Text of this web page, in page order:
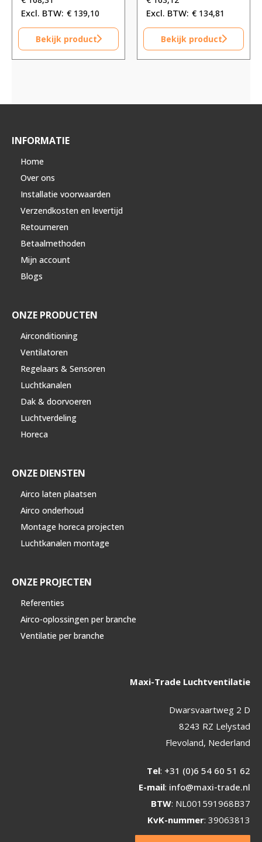
€ 139,10
Bekijk product
€ 134,81
Bekijk product
INFORMATIE
Home
Over ons
Installatie voorwaarden
Verzendkosten en levertijd
Retourneren
Betaalmethoden
Mijn account
Blogs
ONZE PRODUCTEN
Airconditioning
Ventilatoren
Regelaars & Sensoren
Luchtkanalen
Dak & doorvoeren
Luchtverdeling
Horeca
ONZE DIENSTEN
Airco laten plaatsen
Airco onderhoud
Montage horeca projecten
Luchtkanalen montage
ONZE PROJECTEN
Referenties
Airco-oplossingen per branche
Ventilatie per branche
Maxi-Trade Luchtventilatie
Dwarsvaartweg 2 D
8243 RZ Lelystad
Flevoland, Nederland
Tel: +31 (0)6 54 60 51 62
E-mail: info@maxi-trade.nl
BTW: NL001591968B37
KvK-nummer: 39063813